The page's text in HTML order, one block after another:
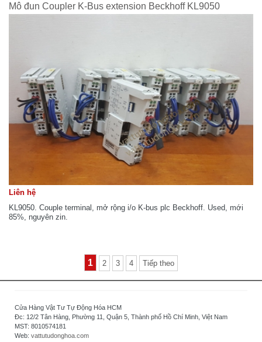
Mô đun Coupler K-Bus extension Beckhoff KL9050
Liên hệ
KL9050. Couple terminal, mở rộng i/o K-bus plc Beckhoff. Used, mới
85%, nguyên zin.
1 2 3 4 Tiếp theo
Cửa Hàng Vật Tư Tự Động Hóa HCM
Đc: 12/2 Tân Hàng, Phường 11, Quận 5, Thành phố Hồ Chí Minh, Việt Nam
MST: 8010574181
Web: vattutudonghoa.com